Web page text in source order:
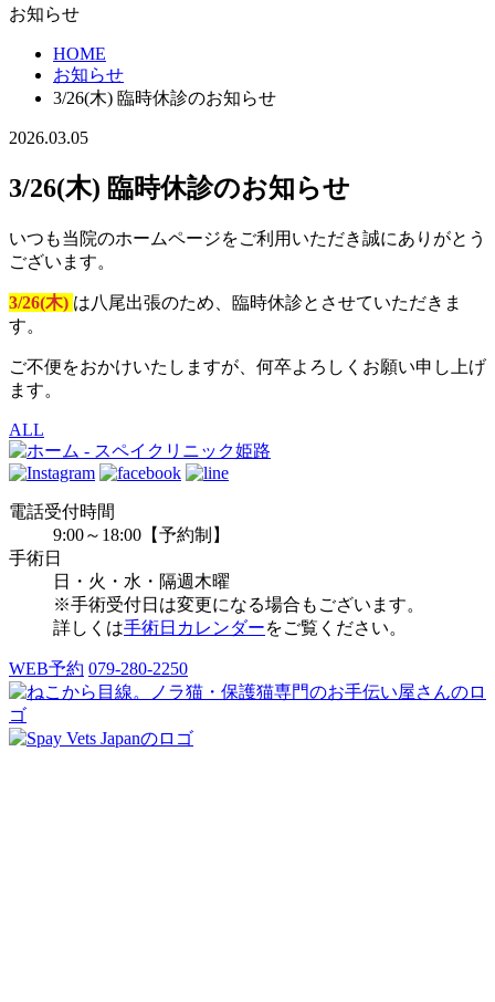
お知らせ
HOME
お知らせ
3/26(木) 臨時休診のお知らせ
2026.03.05
3/26(木) 臨時休診のお知らせ
いつも当院のホームページをご利用いただき誠にありがとう
ございます。
3/26(木) は八尾出張のため、臨時休診とさせていただきま
す。
ご不便をおかけいたしますが、何卒よろしくお願い申し上げ
ます。
ALL
電話受付時間
9:00～18:00 【予約制】
手術日
日・火・水・隔週木曜
※手術受付日は変更になる場合もございます。
詳しくは手術日カレンダーをご覧ください。
WEB予約 079-280-2250